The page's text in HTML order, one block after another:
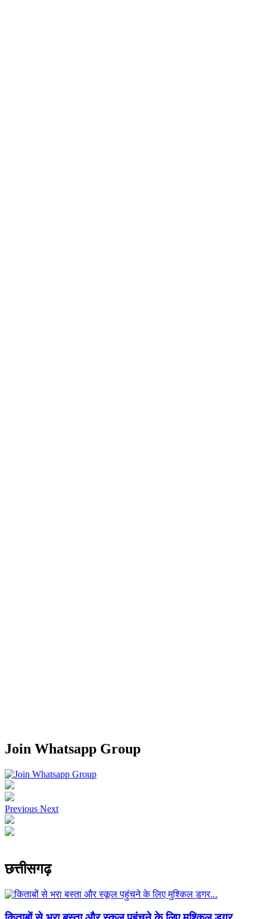
Join Whatsapp Group
Previous Next
छत्तीसगढ़